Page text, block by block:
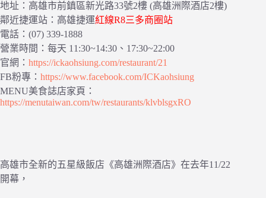
地址：高雄市前鎮區新光路33號2樓 (高雄洲際酒店2樓)
鄰近捷運站：高雄捷運紅線R8三多商圈站
電話：(07) 339-1888
營業時間：每天 11:30~14:30、17:30~22:00
官網： https://ickaohsiung.com/restaurant/21
FB粉專： https://www.facebook.com/ICKaohsiung
MENU美食誌店家頁：
https://menutaiwan.com/tw/restaurants/klvblsgxRO
高雄市全新的五星級飯店《高雄洲際酒店》在去年11/22
開幕，